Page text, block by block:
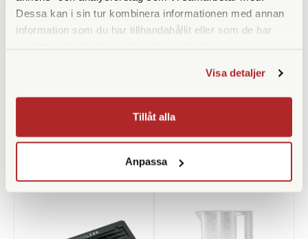
Dessa kan i sin tur kombinera informationen med annan
information som du har tillhandahållit eller som de har
Visa detaljer
Tillåt alla
Anpassa
Olympus Batteri BLS-50
690 SEK
LÄS MER
Olympus Batteri BLH-1
Ej i lager
895 SEK